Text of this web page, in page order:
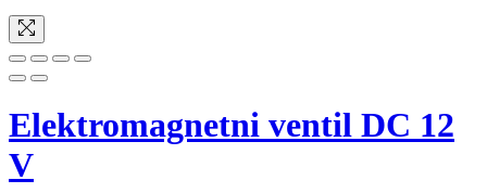
Elektromagnetni ventil DC 12
V